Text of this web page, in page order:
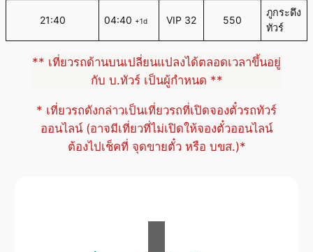
21:40 04:40 +1d VIP 32 550
ภูกระดึง
ทัวร์
** เที่ยวรถด้านบนเปลี่ยนแปลงได้ตลอดเวลาขึ้นอยู่
กับ บ.ทัวร์ เป็นผู้กำหนด **
* เที่ยวรถดังกล่าวเป็นเที่ยวรถที่เปิดจองตั๋วรถทัวร์
ออนไลน์ (อาจมีเที่ยวที่ไม่เปิดให้จองตั๋วออนไลน์
ต้องไปเช็คที่ จุดขายตั๋ว หรือ บขส.)*